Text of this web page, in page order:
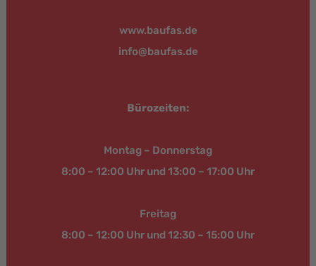
www.baufas.de
info@baufas.de
Bürozeiten:
Montag – Donnerstag
8:00 – 12:00 Uhr und 13:00 – 17:00 Uhr
Freitag
8:00 – 12:00 Uhr und 12:30 – 15:00 Uhr